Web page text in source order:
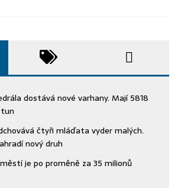
dostává nové varhany. Mají 5818
čtyři mláďata vyder malých.
nový druh
je po proměně za 35 milionů